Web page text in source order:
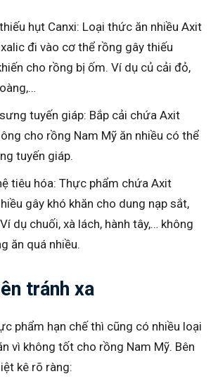
hụt Canxi: Loại thức ăn nhiều Axit
đi vào cơ thể rồng gây thiếu
cho rồng bị ốm. Ví dụ củ cải đỏ,
tuyến giáp: Bắp cải chứa Axit
cho rồng Nam Mỹ ăn nhiều có thể
tuyến giáp.
tiêu hóa: Thực phẩm chứa Axit
gây khó khăn cho dung nạp sắt,
dụ chuối, xà lách, hành tây,… không
ăn quá nhiều.
tránh xa
phẩm hạn chế thì cũng có nhiều loại
vì không tốt cho rồng Nam Mỹ. Bên
kê rõ ràng: